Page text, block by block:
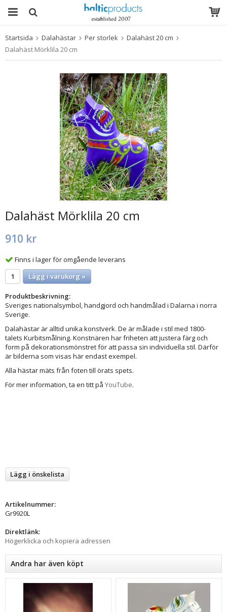
Startsida Dalahästar Per storlek
Dalahäst 20 cm
Dalahäst Mörklila 20 cm
Dalahäst Mörklila 20 cm
910 kr
Finns i lager för omgående leverans
Lägg i varukorg »
Produktbeskrivning:
Sveriges nationalsymbol, handgjord och handmålad i Dalarna i norra
Sverige.
Dalahästar är alltid unika konstverk. De är målade i stil med 1800-
talets Kurbitsmålning. Konstnären har friheten att justera färg och
form på dekorationsmönstret för att passa sin individuella stil. Därför
är bilderna som visas här endast exempel.
Alla hästar mäts från foten till örats spets.
För mer information, ta en titt på YouTube.
Lägg i önskelista
Artikelnummer:
Gr9920L
Direktlänk:
Högerklicka och kopiera adressen
Andra har även köpt